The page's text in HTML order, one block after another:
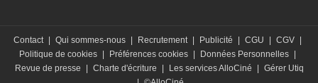
Contact Qui sommes-nous Recrutement Publicité CGU CGV
Politique de cookies
Préférences cookies Données Personnelles
Revue de presse
Charte d'écriture Les services AlloCiné
Gérer Utiq